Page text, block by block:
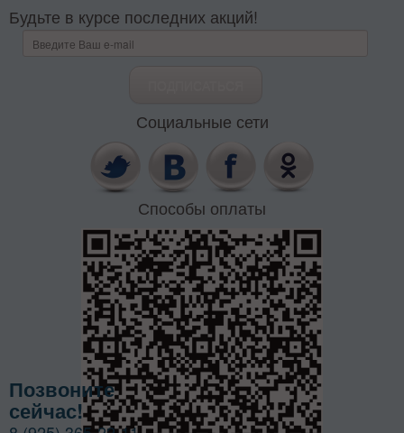
Будьте в курсе последних акций!
Социальные сети
Способы оплаты
Позвоните
сейчас!